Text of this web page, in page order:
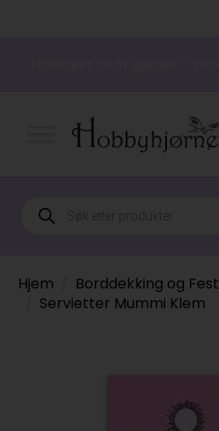
Products
search
Hjem Borddekking og Fest
Servietter Mummi Klem